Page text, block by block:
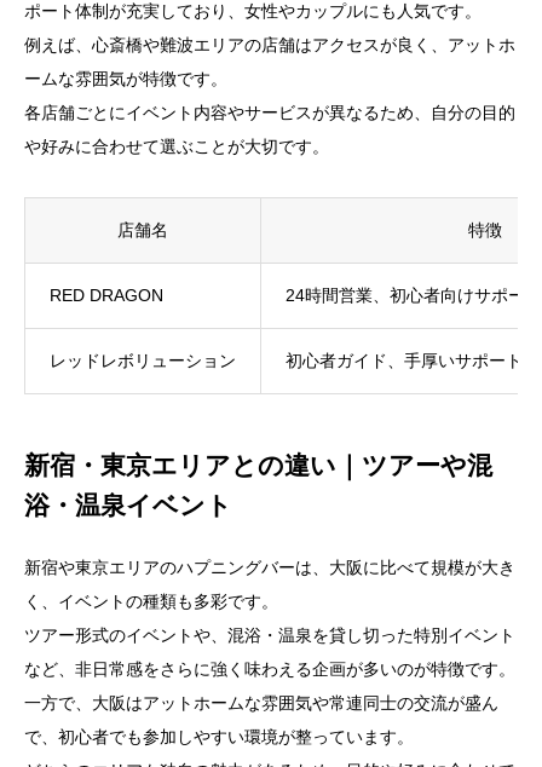
ポート体制が充実しており、女性やカップルにも人気です。
例えば、心斎橋や難波エリアの店舗はアクセスが良く、アットホ
ームな雰囲気が特徴です。
各店舗ごとにイベント内容やサービスが異なるため、自分の目的
や好みに合わせて選ぶことが大切です。
店舗名 特徴
RED DRAGON 24時間営業、初心者向けサポー
レッドレボリューション 初心者ガイド、手厚いサポート
新宿・東京エリアとの違い｜ツアーや混
浴・温泉イベント
新宿や東京エリアのハプニングバーは、大阪に比べて規模が大き
く、イベントの種類も多彩です。
ツアー形式のイベントや、混浴・温泉を貸し切った特別イベント
など、非日常感をさらに強く味わえる企画が多いのが特徴です。
一方で、大阪はアットホームな雰囲気や常連同士の交流が盛ん
で、初心者でも参加しやすい環境が整っています。